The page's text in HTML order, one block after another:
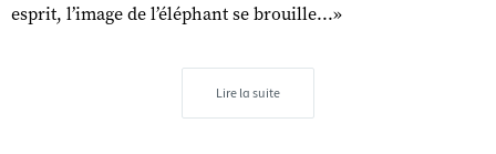
esprit, l’image de l’éléphant se brouille...»
Lire la suite